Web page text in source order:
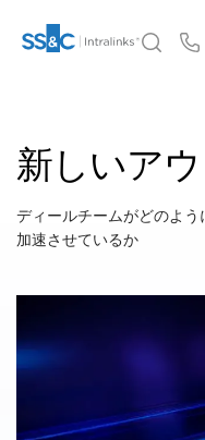
製品
ソリューション
リソース
SS&C Intralinksについ
新しいア
ディールチームがどのよ
加速させているか